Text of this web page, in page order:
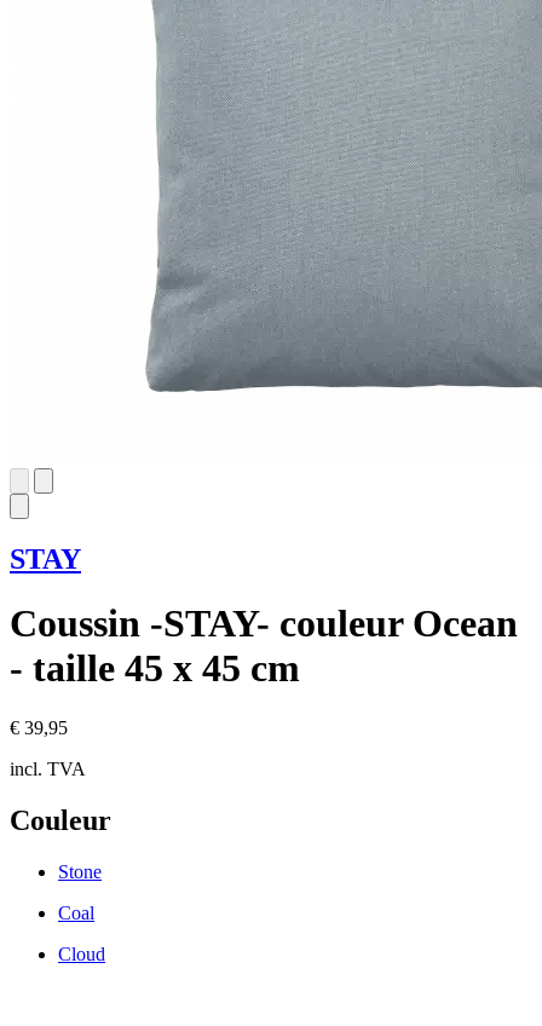
STAY
Coussin -STAY- couleur Ocean
- taille 45 x 45 cm
€ 39,95
incl. TVA
Couleur
Stone
Coal
Cloud